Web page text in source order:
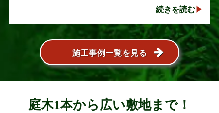
続きを読む
施工事例一覧を見る
庭木1本から広い敷地まで！